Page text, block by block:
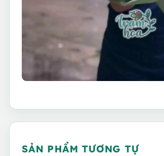
SẢN PHẨM TƯƠNG TỰ